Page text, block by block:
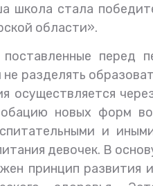
школа стала
области».
перед
разделять
осуществляется
новых форм
и
девочек. В
принцип развития